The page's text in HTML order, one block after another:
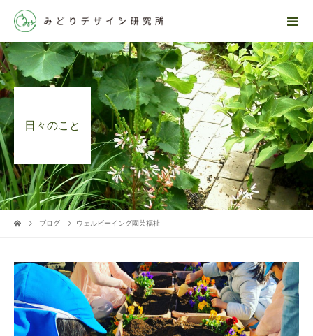
日々のこと
ブログ ウェルビーイング園芸福祉